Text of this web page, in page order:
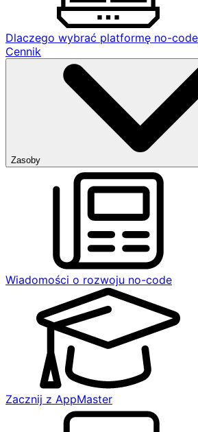
Dlaczego wybrać platformę no-code
Cennik
Zasoby
Wiadomości o rozwoju no-code
Zacznij z AppMaster